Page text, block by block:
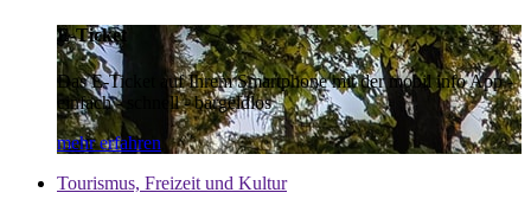
E-Ticket
Das E-Ticket auf Ihrem Smartphone mit der mobil info App -
einfach - schnell - bargeldlos
mehr erfahren
Tourismus, Freizeit und Kultur